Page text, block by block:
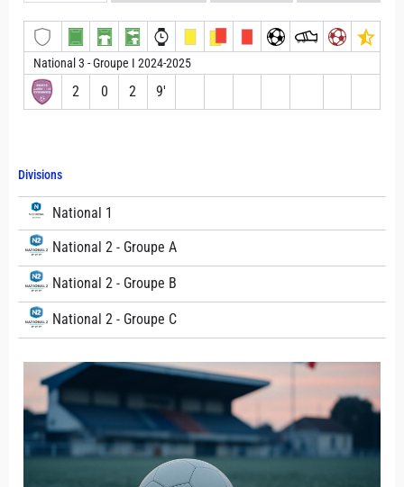
Divisions
National 1
National 2 - Groupe A
National 2 - Groupe B
National 2 - Groupe C
National 3 - Groupe I 2024-2025
2 0 2 9′